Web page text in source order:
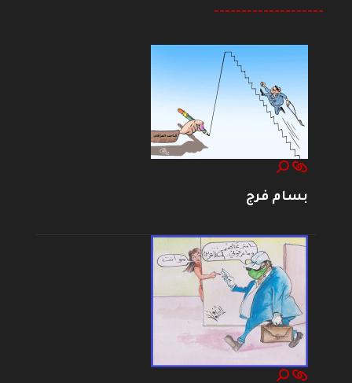
--------------------
بسام فرج